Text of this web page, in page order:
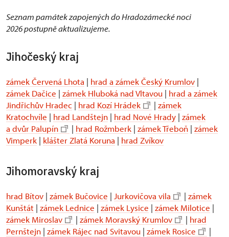
Seznam památek zapojených do Hradozámecké noci
2026 postupně aktualizujeme.
Jihočeský kraj
zámek Červená Lhota | hrad a zámek Český Krumlov |
zámek Dačice | zámek Hluboká nad Vltavou | hrad a zámek
Jindřichův Hradec | hrad Kozí Hrádek | zámek
Kratochvíle | hrad Landštejn | hrad Nové Hrady | zámek
a dvůr Palupín
| hrad Rožmberk | zámek Třeboň | zámek
Vimperk | klášter Zlatá Koruna | hrad Zvíkov
Jihomoravský kraj
hrad Bítov | zámek Bučovice | Jurkovičova vila | zámek
Kunštát | zámek Lednice | zámek Lysice | zámek Milotice |
zámek Miroslav
| zámek Moravský Krumlov | hrad
Pernštejn | zámek Rájec nad Svitavou | zámek Rosice |